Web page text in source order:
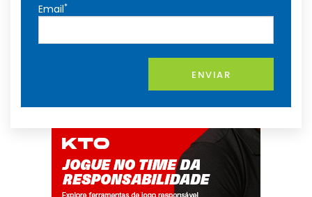
Email*
ENVIAR